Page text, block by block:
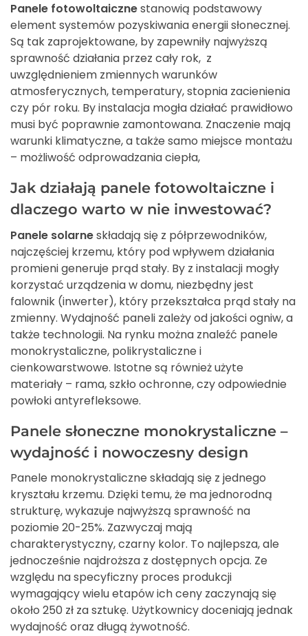
Panele fotowoltaicznestanowią podstawowy
element systemów pozyskiwania energii słonecznej.
Są tak zaprojektowane, by zapewniły najwyższą
sprawność działania przez cały rok, z
uwzględnieniem zmiennych warunków
atmosferycznych, temperatury, stopnia zacienienia
czy pór roku. By instalacja mogła działać prawidłowo
musi być poprawnie zamontowana. Znaczenie mają
warunki klimatyczne, a także samo miejsce montażu
– możliwość odprowadzania ciepła,
Jak działają panele fotowoltaiczne i
dlaczego warto w nie inwestować?
Panele solarneskładają się z półprzewodników,
najczęściej krzemu, który pod wpływem działania
promieni generuje prąd stały. By z instalacji mogły
korzystać urządzenia w domu, niezbędny jest
falownik (inwerter), który przekształca prąd stały na
zmienny. Wydajność paneli zależy od jakości ogniw, a
także technologii. Na rynku można znaleźć panele
monokrystaliczne, polikrystaliczne i
cienkowarstwowe. Istotne są również użyte
materiały – rama, szkło ochronne, czy odpowiednie
powłoki antyrefleksowe.
Panele słoneczne monokrystaliczne –
wydajność i nowoczesny design
Panele monokrystaliczne składają się z jednego
kryształu krzemu. Dzięki temu, że ma jednorodną
strukturę, wykazuje najwyższą sprawność na
poziomie 20-25%. Zazwyczaj mają
charakterystyczny, czarny kolor. To najlepsza, ale
jednocześnie najdroższa z dostępnych opcja. Ze
względu na specyficzny proces produkcji
wymagający wielu etapów ich ceny zaczynają się
około 250 zł za sztukę. Użytkownicy doceniają jednak
wydajność oraz długą żywotność.